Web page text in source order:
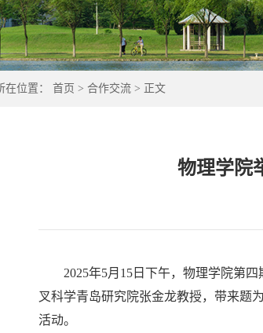
在位置： 首页 > 合作交流 > 正文
物理学院
2025年5月15日下午，物理学院第
叉科学青岛研究院张金龙教授，带来题
活动。